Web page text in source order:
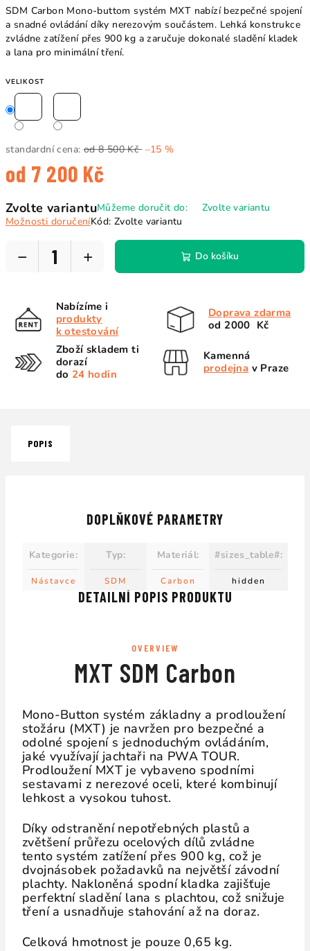
SDM Carbon Mono-buttom systém MXT nabízí bezpečné spojení
a snadné ovládání díky nerezovým součástem. Lehká konstrukce
zvládne zatížení přes 900 kg a zaručuje dokonalé sladění kladek
a lana pro minimální tření.
VELIKOST
standardní cena: od 8 500 Kč –15 %
od 7 200 Kč
cena:
Zvolte variantuMůžeme doručit do:
Zvolte variantu
Možnosti doručeníKód: Zvolte variantu
+
− Do košíku
Nabízíme i
produkty
k otestování
Doprava zdarma
od 2000 Kč
Zboží skladem ti
dorazí
do 24 hodin
Kamenná
prodejna v Praze
POPIS
DETAILNÍ POPIS PRODUKTU
OVERVIEW
MXT SDM Carbon
Mono-Button systém základny a prodloužení
stožáru (MXT) je navržen pro bezpečné a
odolné spojení s jednoduchým ovládáním,
jaké využívají jachtaři na PWA TOUR.
Prodloužení MXT je vybaveno spodními
sestavami z nerezové oceli, které kombinují
lehkost a vysokou tuhost.
Díky odstranění nepotřebných plastů a
zvětšení průřezu ocelových dílů zvládne
tento systém zatížení přes 900 kg, což je
dvojnásobek požadavků na největší závodní
plachty. Nakloněná spodní kladka zajišťuje
perfektní sladění lana s plachtou, což snižuje
tření a usnadňuje stahování až na doraz.
Celková hmotnost je pouze 0,65 kg.
DOPLŇKOVÉ PARAMETRY
Kategorie:
Nástavce
Typ:
SDM
Materiál:
Carbon
#sizes_table#:
hidden